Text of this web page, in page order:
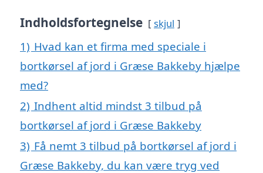
Indholdsfortegnelse skjul
1) Hvad kan et firma med speciale i
bortkørsel af jord i Græse Bakkeby hjælpe
med?
2) Indhent altid mindst 3 tilbud på
bortkørsel af jord i Græse Bakkeby
3) Få nemt 3 tilbud på bortkørsel af jord i
Græse Bakkeby, du kan være tryg ved